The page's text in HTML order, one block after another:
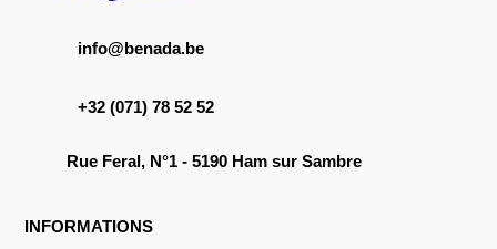
info@benada.be
+32 (071) 78 52 52
Rue Feral, N°1 - 5190 Ham sur Sambre
INFORMATIONS